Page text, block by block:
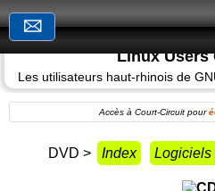
Linux
Users
Group
68
utilisateurs
🖂
Linux Users
Les utilisateurs haut-rhinois de
Accès à Court-Circuit pour
DVD > Index Logiciels